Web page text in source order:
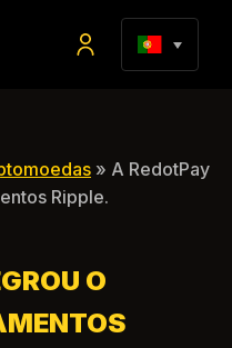
» A RedotPay
Ripple.
O